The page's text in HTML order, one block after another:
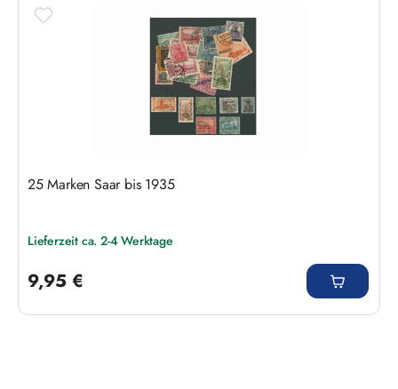
25 Marken Saar bis 1935
Lieferzeit ca. 2-4 Werktage
9,95 €